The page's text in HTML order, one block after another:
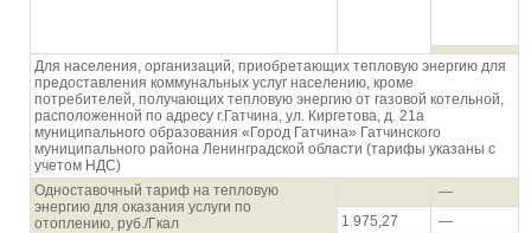
Для населения, организаций, приобретающих тепловую энергию для
предоставления коммунальных услуг населению, кроме
потребителей, получающих тепловую энергию от газовой котельной,
расположенной по адресу г.Гатчина, ул. Киргетова, д. 21а
муниципального образования «Город Гатчина» Гатчинского
муниципального района Ленинградской области (тарифы указаны с
учетом НДС)
Одноставочный тариф на тепловую
энергию для оказания услуги по
отоплению, руб./Гкал
—
1 975,27
—